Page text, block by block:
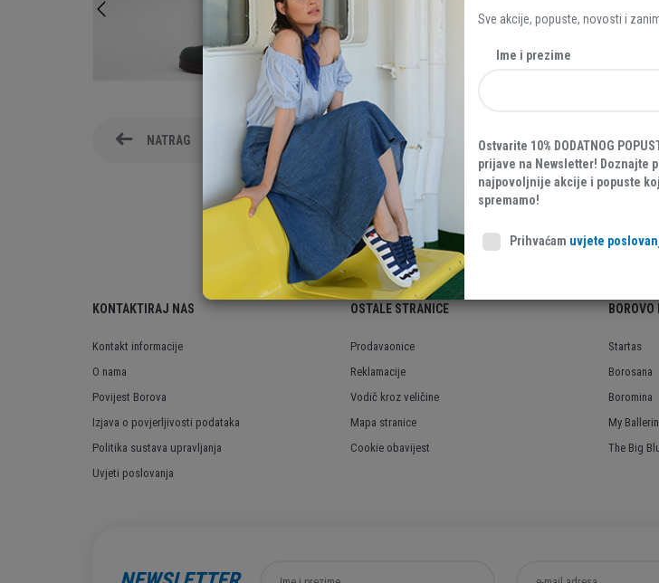
NATRAG
KONTAKTIRAJ NAS
Kontakt informacije
O nama
Povijest Borova
Izjava o povjerljivosti podataka
Politika sustava upravljanja
Uvjeti poslovanja
OSTALE STRANICE
Prodavaonice
Reklamacije
Vodič kroz veličine
Mapa stranice
Cookie obavijest
BOROVO
Startas
Borosana
Boromina
My
The Big
Sve akcije, popuste, novosti i
Ime i prezime
Ostvarite 10% DODATNOG
prijave na Newsletter! Doznajte
najpovoljnije akcije i popuste
spremamo!
Prihvaćam uvjete